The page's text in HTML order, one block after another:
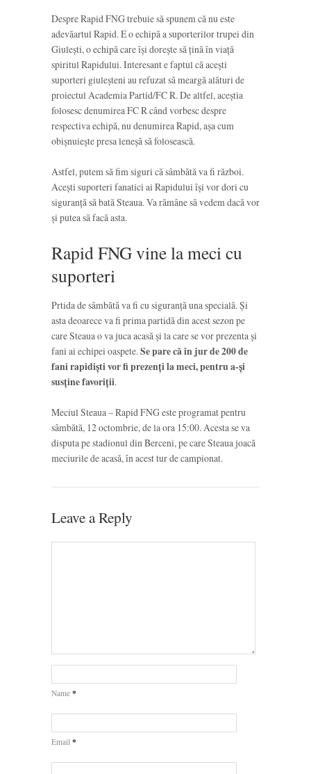
Despre Rapid FNG trebuie să spunem că nu este
adevăartul Rapid. E o echipă a suporterilor trupei din
Giulești, o echipă care își dorește să țină în viață
spiritul Rapidului. Interesant e faptul că acești
suporteri giuleșteni au refuzat să meargă alături de
proiectul Academia Partid/FC R. De altfel, aceștia
folosesc denumirea FC R când vorbesc despre
respectiva echipă, nu denumirea Rapid, așa cum
obișnuiește presa leneșă să folosească.
Astfel, putem să fim siguri că sâmbătă va fi război.
Acești suporteri fanatici ai Rapidului își vor dori cu
siguranță să bată Steaua. Va rămâne să vedem dacă vor
și putea să facă asta.
Rapid FNG vine la meci cu
suporteri
Prtida de sâmbătă va fi cu siguranță una specială. Și
asta deoarece va fi prima partidă din acest sezon pe
care Steaua o va juca acasă și la care se vor prezenta și
fani ai echipei oaspete. Se pare că în jur de 200 de
fani rapidiști vor fi prezenți la meci, pentru a-și
susține favoriții.
Meciul Steaua – Rapid FNG este programat pentru
sâmbătă, 12 octombrie, de la ora 15:00. Acesta se va
disputa pe stadionul din Berceni, pe care Steaua joacă
meciurile de acasă, în acest tur de campionat.
Leave a Reply
Name *
Email *